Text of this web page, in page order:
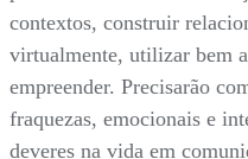
contextos, construir
virtualmente, utilizar bem
empreender. Precisarão
fraquezas, emocionais e
deveres na vida em